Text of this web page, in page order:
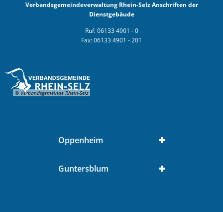
Verbandsgemeindeverwaltung Rhein-Selz Anschriften der
Dienstgebäude
Ruf: 06133 4901 - 0
Fax: 06133 4901 - 201
© Verbandsgemeinde Rhein-Selz
Oppenheim
Guntersblum